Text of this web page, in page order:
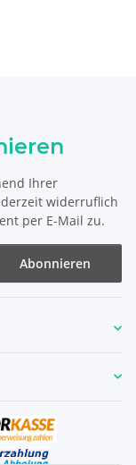
Ihrer
widerruflich
per E-Mail zu.
Abonnieren